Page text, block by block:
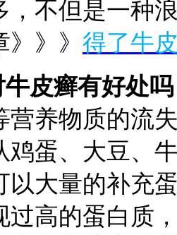
，不但是一种
》》 得了牛
皮癣有好处吗
营养物质的流
鸡蛋、大豆、
以大量的补充
过高的蛋白质